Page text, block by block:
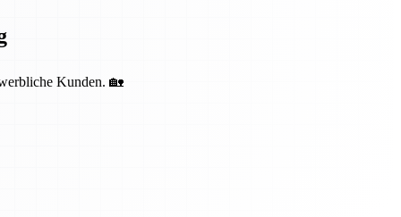
Kunden. 🏡